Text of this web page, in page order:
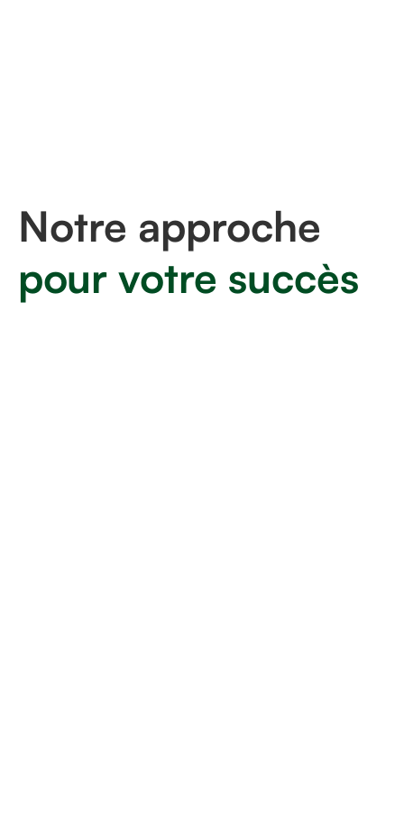
Notre approche
pour votre succès